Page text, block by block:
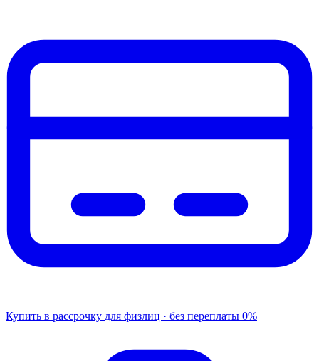
Купить в рассрочку для физлиц · без переплаты 0%